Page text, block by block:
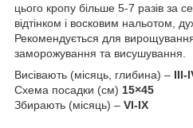
цього кропу більше 5-7 разів за
відтінком і восковим нальотом,
Рекомендується для
заморожування та висушування.
Висівають (місяць, глибина) – III-
Схема посадки (см) 15×45
Збирають (місяць) – VI-IХ